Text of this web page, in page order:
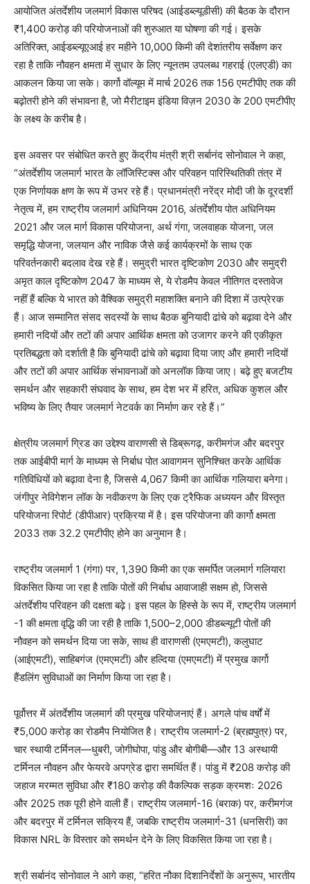
आयोजित अंतर्देशीय जलमार्ग विकास परिषद (आईडब्ल्यूडीसी) की बैठक के दौरान
₹1,400 करोड़ की परियोजनाओं की शुरुआत या घोषणा की गई। इसके
अतिरिक्त, आईडब्ल्यूएआई हर महीने 10,000 किमी की देशांतरीय सर्वेक्षण कर
रहा है ताकि नौवहन क्षमता में सुधार के लिए न्यूनतम उपलब्ध गहराई (एलएडी) का
आकलन किया जा सके। कार्गो वॉल्यूम में मार्च 2026 तक 156 एमटीपीए तक की
बढ़ोतरी होने की संभावना है, जो मैरीटाइम इंडिया विज़न 2030 के 200 एमटीपीए
के लक्ष्य के करीब है।
इस अवसर पर संबोधित करते हुए केंद्रीय मंत्री श्री सर्बानंद सोनोवाल ने कहा,
“अंतर्देशीय जलमार्ग भारत के लॉजिस्टिक्स और परिवहन पारिस्थितिकी तंत्र में
एक निर्णायक क्षण के रूप में उभर रहे हैं। प्रधानमंत्री नरेंद्र मोदी जी के दूरदर्शी
नेतृत्व में, हम राष्ट्रीय जलमार्ग अधिनियम 2016, अंतर्देशीय पोत अधिनियम
2021 और जल मार्ग विकास परियोजना, अर्थ गंगा, जलवाहक योजना, जल
समृद्धि योजना, जलयान और नाविक जैसे कई कार्यक्रमों के साथ एक
परिवर्तनकारी बदलाव देख रहे हैं। समुद्री भारत दृष्टिकोण 2030 और समुद्री
अमृत काल दृष्टिकोण 2047 के माध्यम से, ये रोडमैप केवल नीतिगत दस्तावेज
नहीं हैं बल्कि ये भारत को वैश्विक समुद्री महाशक्ति बनाने की दिशा में उत्प्रेरक
हैं। आज सम्मानित संसद सदस्यों के साथ बैठक बुनियादी ढांचे को बढ़ावा देने और
हमारी नदियों और तटों की अपार आर्थिक क्षमता को उजागर करने की एकीकृत
प्रतिबद्धता को दर्शाती है कि बुनियादी ढांचे को बढ़ावा दिया जाए और हमारी नदियों
और तटों की अपार आर्थिक संभावनाओं को अनलॉक किया जाए। बढ़े हुए बजटीय
समर्थन और सहकारी संघवाद के साथ, हम देश भर में हरित, अधिक कुशल और
भविष्य के लिए तैयार जलमार्ग नेटवर्क का निर्माण कर रहे हैं।”
क्षेत्रीय जलमार्ग ग्रिड का उद्देश्य वाराणसी से डिब्रूगढ़, करीमगंज और बदरपुर
तक आईबीपी मार्ग के माध्यम से निर्बाध पोत आवागमन सुनिश्चित करके आर्थिक
गतिविधियों को बढ़ावा देना है, जिससे 4,067 किमी का आर्थिक गलियारा बनेगा।
जंगीपुर नेविगेशन लॉक के नवीकरण के लिए एक ट्रैफिक अध्ययन और विस्तृत
परियोजना रिपोर्ट (डीपीआर) प्रक्रिया में है। इस परियोजना की कार्गो क्षमता
2033 तक 32.2 एमटीपीए होने का अनुमान है।
राष्ट्रीय जलमार्ग 1 (गंगा) पर, 1,390 किमी का एक समर्पित जलमार्ग गलियारा
विकसित किया जा रहा है ताकि पोतों की निर्बाध आवाजाही सक्षम हो, जिससे
अंतर्देशीय परिवहन की दक्षता बढ़े। इस पहल के हिस्से के रूप में, राष्ट्रीय जलमार्ग
-1 की क्षमता वृद्धि की जा रही है ताकि 1,500–2,000 डीडब्ल्यूटी पोतों की
नौवहन को समर्थन दिया जा सके, साथ ही वाराणसी (एमएमटी), कलुघाट
(आईएमटी), साहिबगंज (एमएमटी) और हल्दिया (एमएमटी) में प्रमुख कार्गो
हैंडलिंग सुविधाओं का निर्माण किया जा रहा है।
पूर्वोत्तर में अंतर्देशीय जलमार्ग की प्रमुख परियोजनाएं हैं। अगले पांच वर्षों में
₹5,000 करोड़ का रोडमैप नियोजित है। राष्ट्रीय जलमार्ग-2 (ब्रह्मपुत्र) पर,
चार स्थायी टर्मिनल—धुबरी, जोगीघोपा, पांडु और बोगीबी—और 13 अस्थायी
टर्मिनल नौवहन और फेयरवे अपग्रेड द्वारा समर्थित हैं। पांडु में ₹208 करोड़ की
जहाज मरम्मत सुविधा और ₹180 करोड़ की वैकल्पिक सड़क क्रमशः 2026
और 2025 तक पूरी होने वाली हैं। राष्ट्रीय जलमार्ग-16 (बराक) पर, करीमगंज
और बदरपुर में टर्मिनल सक्रिय हैं, जबकि राष्ट्रीय जलमार्ग-31 (धनसिरी) का
विकास NRL के विस्तार को समर्थन देने के लिए विकसित किया जा रहा है।
श्री सर्बानंद सोनोवाल ने आगे कहा, “हरित नौका दिशानिर्देशों के अनुरूप, भारतीय